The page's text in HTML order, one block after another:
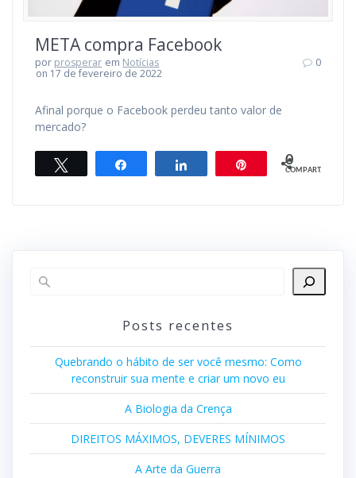
META compra Facebook
por prosperar em Notícias
on 17 de fevereiro de 2022
0
Afinal porque o Facebook perdeu tanto valor de
mercado?
Compartilhar Compartilhar 0
COMPART.
Posts recentes
Quebrando o hábito de ser você mesmo: Como
reconstruir sua mente e criar um novo eu
A Biologia da Crença
DIREITOS MÁXIMOS, DEVERES MÍNIMOS
A Arte da Guerra